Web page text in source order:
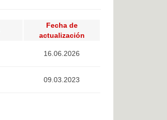
Fecha de
actualización
16.06.2026
09.03.2023